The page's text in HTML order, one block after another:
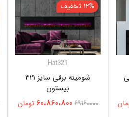
12% تخفیف
Flat321
شومینه برقی سایز 321
بیستون
69160000 60،860،800تومان